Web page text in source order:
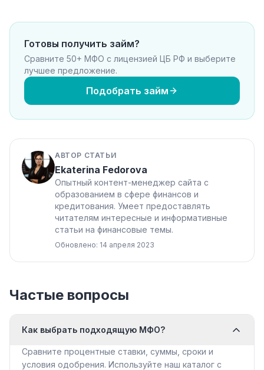
Готовы получить займ?
Сравните 50+ МФО с лицензией ЦБ РФ и выберите
лучшее предложение.
Подобрать займ
АВТОР СТАТЬИ
Ekaterina Fedorova
Опытный контент-менеджер сайта с
образованием в сфере финансов и
кредитования. Умеет предоставлять
читателям интересные и информативные
статьи на финансовые темы.
Обновлено: 14 апреля 2023
Частые вопросы
Как выбрать подходящую МФО?
Сравните процентные ставки, суммы, сроки и
условия одобрения. Используйте наш каталог с